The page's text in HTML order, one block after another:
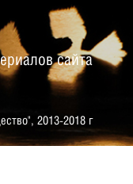
сайта
2013-2018 г